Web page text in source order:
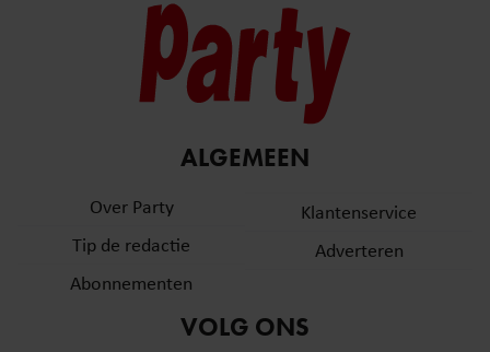
ALGEMEEN
Over Party
Tip de redactie
Abonnementen
Klantenservice
Adverteren
VOLG ONS